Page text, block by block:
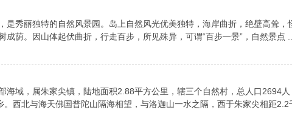
是秀丽独特的自然风景园。岛上自然风光优美独特，海岸曲折，绝壁高耸，
荫。因山体起伏曲折，行走百步，所见殊异，可谓“百步一景”，自然景点 ...
海域，属朱家尖镇，陆地面积2.88平方公里，辖三个自然村，总人口2694人
西北与海天佛国普陀山隔海相望，与洛迦山一水之隔，西于朱家尖相距2.2